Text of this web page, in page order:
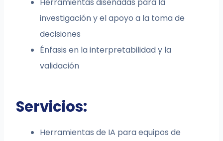
investigación y el apoyo a la toma de
decisiones
Énfasis en la interpretabilidad y la
validación
Servicios:
Herramientas de IA para equipos de